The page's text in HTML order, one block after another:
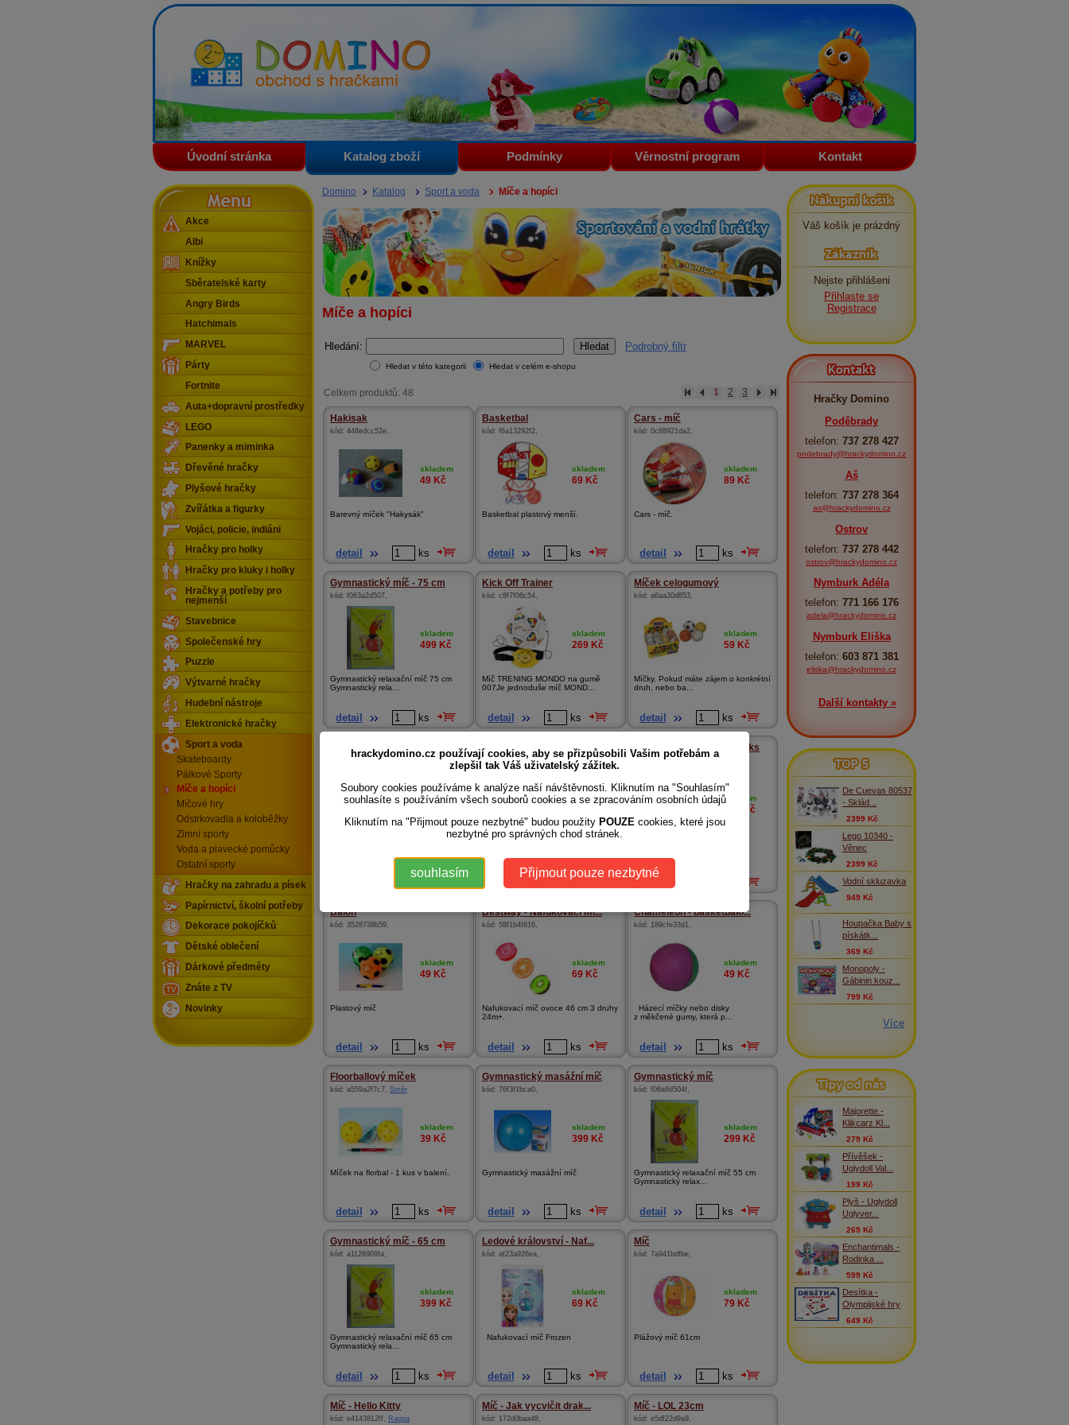
Domino - obchod s hračkami
Úvodní stránka Katalog zboží Podmínky Věrnostní program Kontakt
Domino Katalog Sport a voda Míče a hopíci
Míče a hopíci
Hledání: Podrobný filtr
Hledat v této kategorii Hledat v celém e-shopu
Celkem produktů: 48 1 2 3
Hakisak
kód: 448edcc52e,
skladem
49 Kč
Barevný míček "Hakysák"
detail ks
Basketbal
kód: f6a13292f2,
skladem
69 Kč
Basketbal plastový menší.
detail ks
Cars - míč
kód: 0c88921da2,
skladem
89 Kč
Cars - míč.
detail ks
Gymnastický míč - 75 cm
kód: f063a2d507,
skladem
499 Kč
Gymnastický relaxační míč 75 cm
Gymnastický rela...
detail ks
Kick Off Trainer
kód: c8f7f06c54,
skladem
269 Kč
Míč TRENING MONDO na gumě
007Je jednoduše míč MOND...
detail ks
Míček celogumový
kód: a6aa30d853,
skladem
59 Kč
Míčky. Pokud máte zájem o konkrétní
druh, nebo ba...
detail ks
Míčky na stolní tenis
aba8a3620c
skladem
Phlat ball junior - Swirl
kód: c2fab566fe,
skladem
detail ks
Žonglovací míčky sada 3 ks
6d9bcb7d9c
skladem
Kč
Balon
kód: 3528738b59,
skladem
49 Kč
Plastový míč
detail ks
Bestway - Nafukovací mí...
kód: 58f1b4f816,
skladem
69 Kč
Nafukovací míč ovoce 46 cm 3 druhy
24m+.
detail ks
Chameleon - basketbalo...
kód: 189cfe33d1,
skladem
49 Kč
Házecí míčky nebo disky
z měkčené gumy, která p...
detail ks
Floorballový míček
kód: a559a2f7c7, Směr
skladem
39 Kč
Míček na florbal - 1 kus v balení.
detail ks
Gymnastický masážní míč
kód: 76f3f1bca0,
skladem
399 Kč
Gymnastický masážní míč
detail ks
Gymnastický míč
kód: f06a8d504f,
skladem
299 Kč
Gymnastický relaxační míč 55 cm
Gymnastický relax...
detail ks
Gymnastický míč - 65 cm
kód: a1126909fa,
skladem
399 Kč
Gymnastický relaxační míč 65 cm
Gymnastický rela...
detail ks
Ledové království - Naf...
kód: af23a926ea,
skladem
69 Kč
Nafukovací míč Frozen
detail ks
Míč
kód: 7a941bdfbe,
skladem
79 Kč
Plážový míč 61cm
detail ks
Míč - Hello Kitty
kód: e4143812ff, Rappa
Míč - Jak vycvičit drak...
kód: 172d0baa48,
Míč - LOL 23cm
kód: e5df22d9a9,
Menu
Akce
Albi
Knížky
Sběratelské karty
Angry Birds
Hatchimals
MARVEL
Párty
Fortnite
Auta+dopravní prostředky
LEGO
Panenky a miminka
Dřevěné hračky
Plyšové hračky
Zvířátka a figurky
Vojáci, policie, indiáni
Hračky pro holky
Hračky pro kluky i holky
Hračky a potřeby pro
nejmenší
Stavebnice
Společenské hry
Puzzle
Výtvarné hračky
Hudební nástroje
Elektronické hračky
Sport a voda
Skateboardy
Pálkové Sporty
Míče a hopíci
Míčové hry
Odstrkovadla a koloběžky
Zimní sporty
Voda a plavecké pomůcky
Ostatní sporty
Hračky na zahradu a písek
Papírnictví, školní potřeby
Dekorace pokojíčků
Dětské oblečení
Dárkové předměty
Znáte z TV
Novinky
Nákupní košík
Váš košík je prázdný
Zákazník
Nejste přihlášeni
Přihlaste se
Registrace
Kontakt
Hračky Domino
Poděbrady
telefon: 737 278 427
podebrady@hrackydomino.cz
Aš
telefon: 737 278 364
as@hrackydomino.cz
Ostrov
telefon: 737 278 442
ostrov@hrackydomino.cz
Nymburk Adéla
telefon: 771 166 176
adela@hrackydomino.cz
Nymburk Eliška
telefon: 603 871 381
eliska@hrackydomino.cz
Další kontakty »
TOP 5
De Cuevas 80537
- Sklád...
2399 Kč
Lego 10340 -
Věnec
2399 Kč
Vodní skluzavka
949 Kč
Houpačka Baby s
pískátk...
369 Kč
Monopoly -
Gábinin kouz...
799 Kč
Více
Tipy od nás
Majorette -
Klikcarz Kl...
279 Kč
Přívěšek -
Uglydoll Val...
199 Kč
Plyš - Uglydoll
Uglyver...
269 Kč
Enchantimals -
Rodinka ...
599 Kč
Desítka -
Olympijské hry
649 Kč
hrackydomino.cz používají cookies, aby se přizpůsobili Vašim potřebám a
zlepšil tak Váš uživatelský zážitek.
Soubory cookies používáme k analýze naší návštěvnosti. Kliknutím na "Souhlasím"
souhlasíte s používáním všech souborů cookies a se zpracováním osobních údajů
Kliknutím na "Přijmout pouze nezbytné" budou použity POUZE cookies, které jsou
nezbytné pro správných chod stránek.
souhlasím Přijmout pouze nezbytné